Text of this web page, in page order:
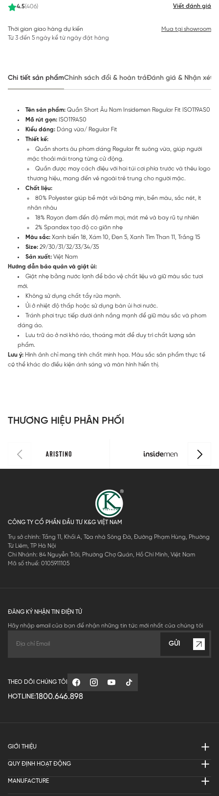
4.5(406) Viết đánh giá
Thời gian giao hàng dự kiến
Từ 3 đến 5 ngày kể từ ngày đặt hàng
Mua tại showroom
Chi tiết sản phẩmChính sách đổi & hoàn trảĐánh giá & Nhận xét
Tên sản phẩm: Quần Short Âu Nam Insidemen Regular Fit ISO119AS0
Mã rút gọn: ISO119AS0
Kiểu dáng: Dáng vừa/ Regular Fit
Thiết kế:
Quần shorts âu phom dáng Regular fit suông vừa, giúp người
mặc thoải mái trong từng cử động.
Quần được may cách điệu với hai túi cơi phía trước và thêu logo
thương hiệu, mang đến vẻ ngoài trẻ trung cho người mặc.
Chất liệu:
80% Polyester giúp bề mặt vải bóng mịn, bền màu, sắc nét, ít
nhăn nhàu
18% Rayon đem đến độ mềm mại, mát mẻ và bay rũ tự nhiên
2% Spandex tạo độ co giãn nhẹ
Màu sắc: Xanh biển 18, Xám 10, Đen 5, Xanh Tím Than 11, Trắng 15
Size: 29/30/31/32/33/34/35
Sản xuất: Việt Nam
Hướng dẫn bảo quản và giặt ủi:
Giặt nhẹ bằng nước lạnh để bảo vệ chất liệu và giữ màu sắc tươi
mới.
Không sử dụng chất tẩy rửa mạnh.
Ủi ở nhiệt độ thấp hoặc sử dụng bàn ủi hơi nước.
Tránh phơi trực tiếp dưới ánh nắng mạnh để giữ màu sắc và phom
dáng áo.
Lưu trữ áo ở nơi khô ráo, thoáng mát để duy trì chất lượng sản
phẩm.
Lưu ý: Hình ảnh chỉ mang tính chất minh họa. Màu sắc sản phẩm thực tế
có thể khác do điều kiện ánh sáng và màn hình hiển thị.
THƯƠNG HIỆU PHÂN PHỐI
CÔNG TY CỔ PHẦN ĐẦU TƯ K&G VIỆT NAM
Trụ sở chính: Tầng 11, Khối A, Tòa nhà Sông Đà, Đường Phạm Hùng, Phường
Từ Liêm, TP Hà Nội
Chi Nhánh: 84 Nguyễn Trãi, Phường Chợ Quán, Hồ Chí Minh, Việt Nam
Mã số thuế: 0105911105
ĐĂNG KÝ NHẬN TIN ĐIỆN TỬ
Hãy nhập email của bạn để nhận những tin tức mới nhất của chúng tôi
GỬI
THEO DÕI CHÚNG TÔI
HOTLINE:1800.646.898
GIỚI THIỆU
QUY ĐỊNH HOẠT ĐỘNG
MANUFACTURE